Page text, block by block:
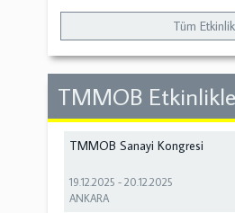
Tüm
TMMOB
TMMOB Sanayi Kongresi
19.12.2025 -20.12.2025
ANKARA